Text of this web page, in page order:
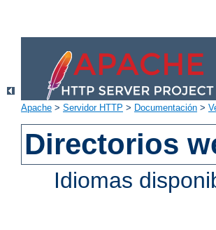
Apache > Servidor HTTP > Documentación >
Directorios
Idiomas